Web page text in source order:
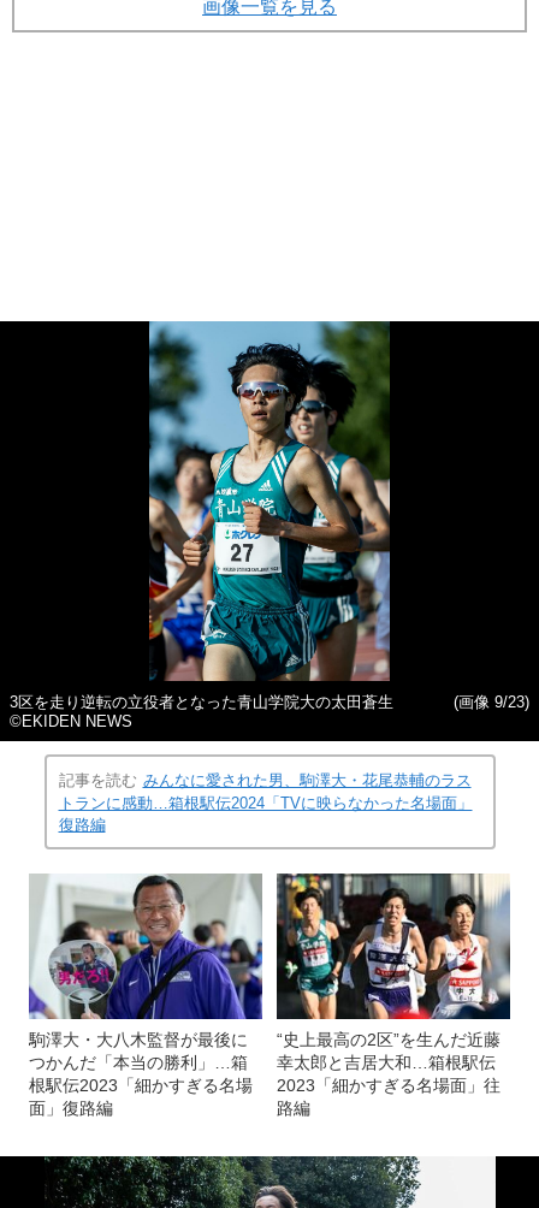
画像一覧を見る
3区を走り逆転の立役者となった青山学院大の太田蒼生
©EKIDEN NEWS
(画像 9/23)
記事を読む みんなに愛された男、駒澤大・花尾恭輔のラス
トランに感動…箱根駅伝2024「TVに映らなかった名場面」
復路編
駒澤大・大八木監督が最後に
つかんだ「本当の勝利」…箱
根駅伝2023「細かすぎる名場
面」復路編
“史上最高の2区”を生んだ近藤
幸太郎と吉居大和…箱根駅伝
2023「細かすぎる名場面」往
路編